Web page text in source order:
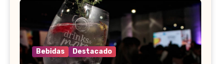
Bebidas Destacado